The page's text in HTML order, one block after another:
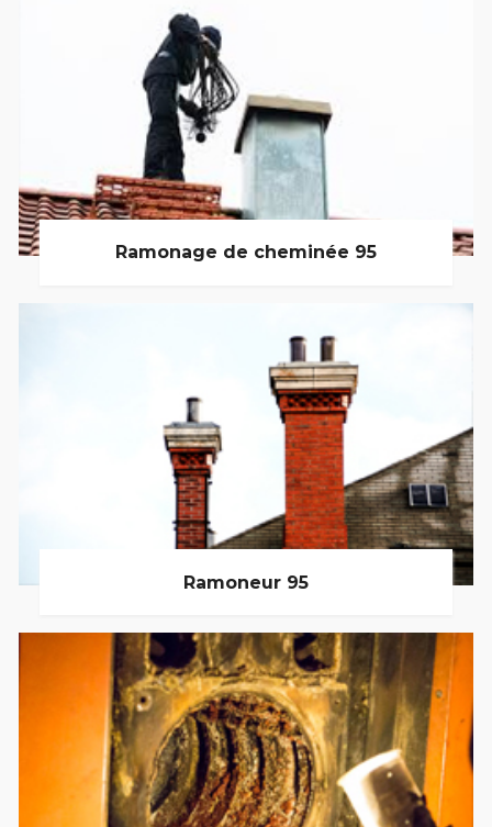
Ramonage de cheminée 95
Ramoneur 95